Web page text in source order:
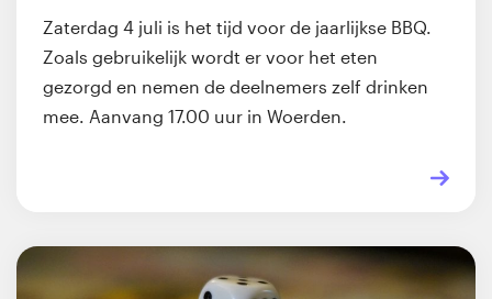
Zaterdag 4 juli is het tijd voor de jaarlijkse BBQ.
Zoals gebruikelijk wordt er voor het eten
gezorgd en nemen de deelnemers zelf drinken
mee. Aanvang 17.00 uur in Woerden.